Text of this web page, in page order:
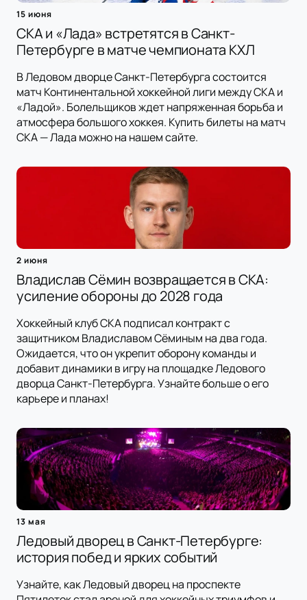
15 июня
СКА и «Лада» встретятся в Санкт-
Петербурге в матче чемпионата КХЛ
В Ледовом дворце Санкт-Петербурга состоится
матч Континентальной хоккейной лиги между СКА и
«Ладой». Болельщиков ждет напряженная борьба и
атмосфера большого хоккея. Купить билеты на матч
СКА — Лада можно на нашем сайте.
2 июня
Владислав Сёмин возвращается в СКА:
усиление обороны до 2028 года
Хоккейный клуб СКА подписал контракт с
защитником Владиславом Сёминым на два года.
Ожидается, что он укрепит оборону команды и
добавит динамики в игру на площадке Ледового
дворца Санкт-Петербурга. Узнайте больше о его
карьере и планах!
13 мая
Ледовый дворец в Санкт-Петербурге:
история побед и ярких событий
Узнайте, как Ледовый дворец на проспекте